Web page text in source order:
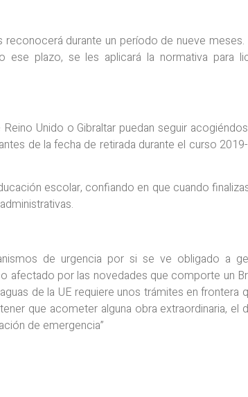
durante un período de nueve meses.
plazo, se les aplicará la normativa para
Unido o Gibraltar puedan seguir
de la fecha de retirada durante el curso
escolar, confiando en que cuando
de urgencia por si se ve obligado a
afectado por las novedades que comporte un
de la UE requiere unos trámites en frontera
que acometer alguna obra extraordinaria, el
de emergencia”